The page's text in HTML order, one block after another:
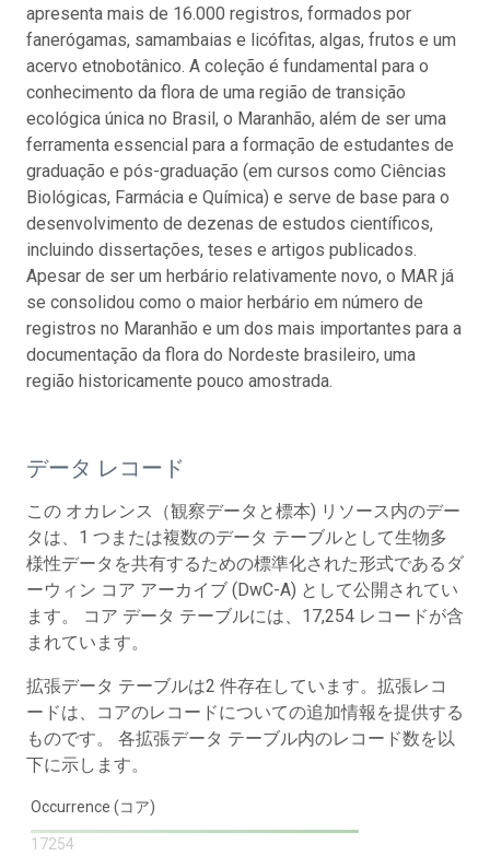
apresenta mais de 16.000 registros, formados por
fanerógamas, samambaias e licófitas, algas, frutos e um
acervo etnobotânico. A coleção é fundamental para o
conhecimento da flora de uma região de transição
ecológica única no Brasil, o Maranhão, além de ser uma
ferramenta essencial para a formação de estudantes de
graduação e pós-graduação (em cursos como Ciências
Biológicas, Farmácia e Química) e serve de base para o
desenvolvimento de dezenas de estudos científicos,
incluindo dissertações, teses e artigos publicados.
Apesar de ser um herbário relativamente novo, o MAR já
se consolidou como o maior herbário em número de
registros no Maranhão e um dos mais importantes para a
documentação da flora do Nordeste brasileiro, uma
região historicamente pouco amostrada.
データ レコード
この オカレンス（観察データと標本) リソース内のデー
タは、1 つまたは複数のデータ テーブルとして生物多
様性データを共有するための標準化された形式であるダ
ーウィン コア アーカイブ (DwC-A) として公開されてい
ます。 コア データ テーブルには、17,254 レコードが含
まれています。
拡張データ テーブルは2 件存在しています。拡張レコ
ードは、コアのレコードについての追加情報を提供する
ものです。 各拡張データ テーブル内のレコード数を以
下に示します。
Occurrence (コア)
17254